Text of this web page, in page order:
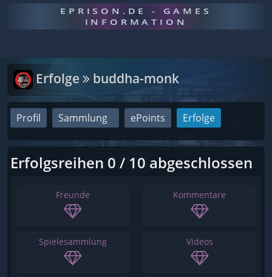
EPRISON.DE - GAMES
INFORMATION
Erfolge buddha-monk
Profil Sammlung ePoints Erfolge
Erfolgsreihen 0 / 10 abgeschlossen
Freunde Kommentare
Spielesammlung Videos